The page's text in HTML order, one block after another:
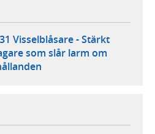
Visselblåsare - Stärkt
som slår larm om